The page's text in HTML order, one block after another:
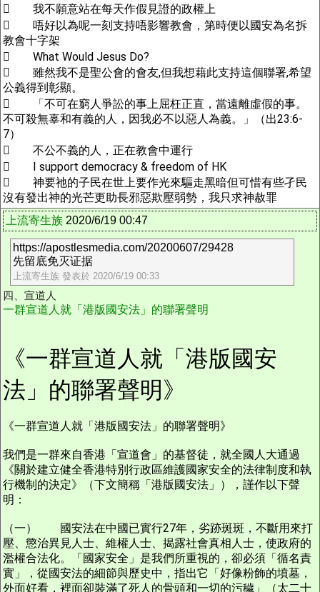
 我不願意站在每天作假見證的政權上
 唔好以為呢一刻支持唔影響教會，第時便以國安為名拆
教會十字架
 What Would Jesus Do?
 雖然我不是聖公會的會友,但我想藉此支持這個聯署,希望
公義得到彰顯。
 「不可在窮人爭訟的事上屈枉正直，當遠離虛假的事。
不可殺無辜和有義的人，因我必不以惡人為義。」（出23:6-
7）
 不公不義的人，正在教會中運行
 I support democracy & freedom of HK
 神要祂的子民在世上要作光來驅走黑暗但可惜有些孑民
沒有發出神的光芒更助長邪惡欺壓弱勢，我只求神赦罪
上流寄生族 2020/6/19 00:47
https://apostlesmedia.com/20200607/29428
先留底免灭证据
上流寄生族 發表於 2020/6/19 00:33
四、宣道人
一群宣道人就「港版國安法」的聯署聲明
《一群宣道人就「港版國安
法」的聯署聲明》
《一群宣道人就「港版國安法」的聯署聲明》
我們是一群來自香港「宣道會」的基督徒，就全國人大通過
《關於建立健全香港特別行政區維護國家安全的法律制度和執
行機制的決定》（下文簡稱「港版國安法」），謹作以下聲
明：
（一） 國安法在中國已實行27年，劣跡斑斑，不斷用來打
壓、懲治異見人士、維權人士、揭露社會真相人士，使政府的
濫權合法化。「國家安全」是我們所重視的，卻必須「循名責
實」，從國安法的細節與歷史中，指出它「好像粉飾的墳墓，
外面好看，裡面卻裝滿了死人的骨頭和一切的污穢」（太二十